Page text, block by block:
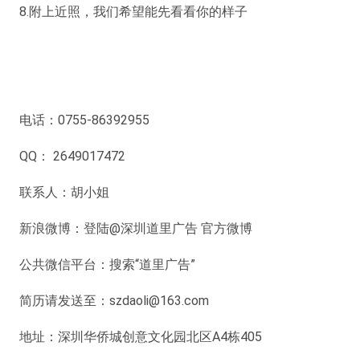
8.附上近照，我们希望能先看看你的样子
电话：0755-86392955
QQ： 2649017472
联系人：胡小姐
新浪微博：登陆@深圳道里广告 官方微博
公共微信平台：搜索“道里广告”
简历请发送至：szdaoli@163.com
地址：深圳华侨城创意文化园北区A4栋405